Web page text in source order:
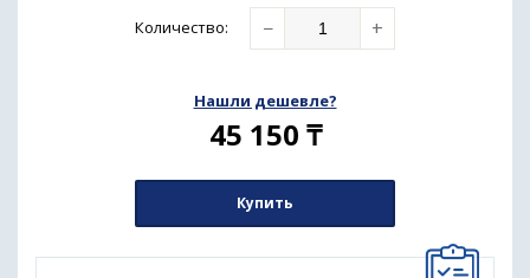
Количество: − +
Нашли дешевле?
45 150 ₸
Купить